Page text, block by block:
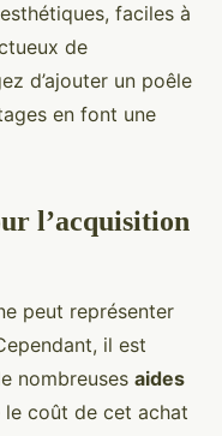
faciles à
de
d’ajouter un poêle
en font une
l’acquisition
peut représenter
il est
nombreuses aides
coût de cet achat